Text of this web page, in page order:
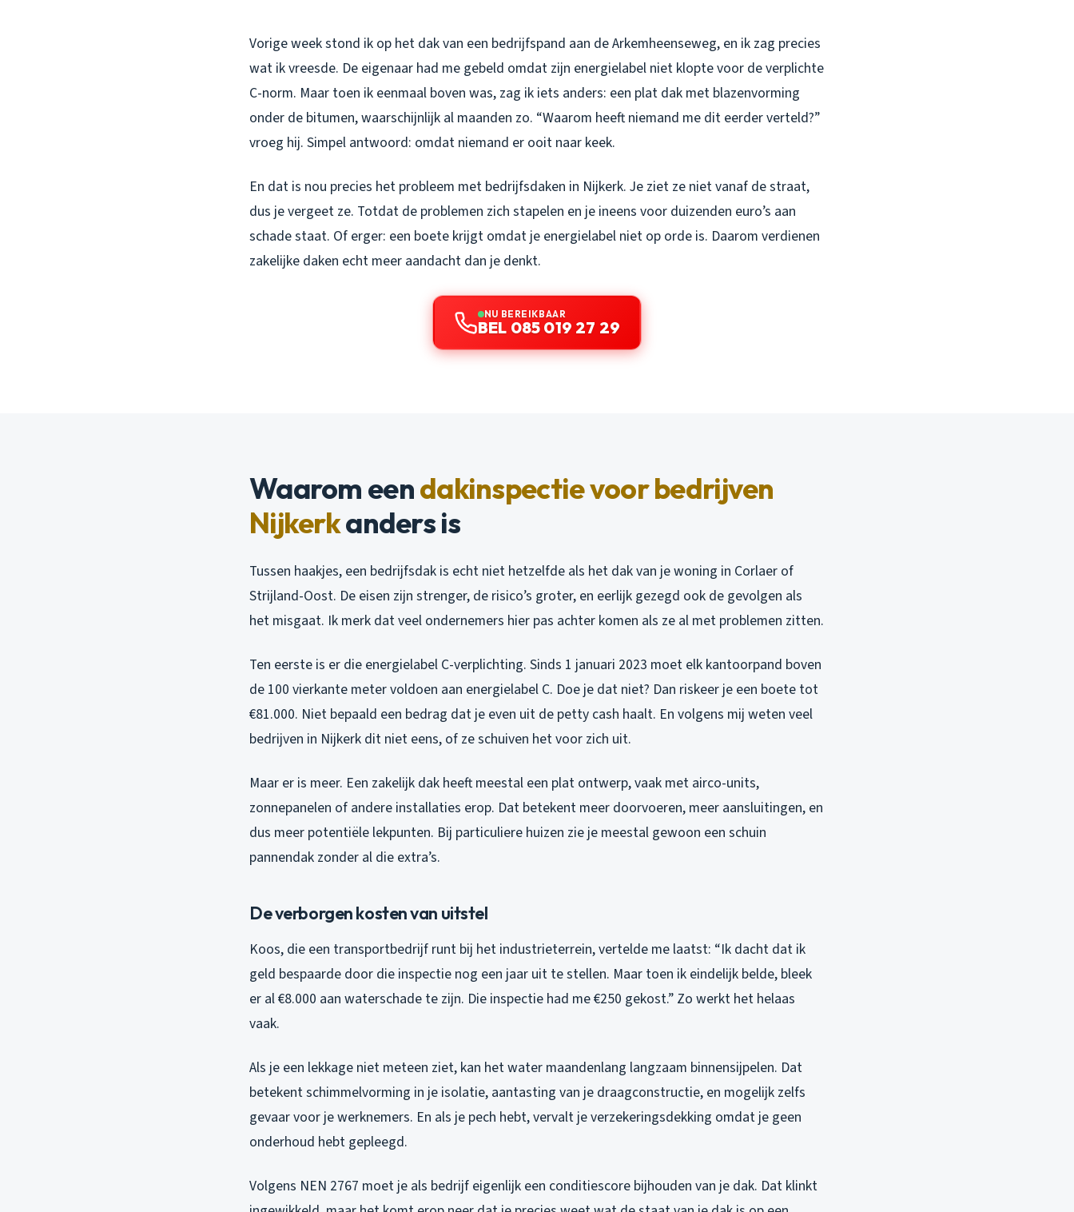
Vorige week stond ik op het dak van een bedrijfspand aan de Arkemheenseweg, en ik zag precies
wat ik vreesde. De eigenaar had me gebeld omdat zijn energielabel niet klopte voor de verplichte
C-norm. Maar toen ik eenmaal boven was, zag ik iets anders: een plat dak met blazenvorming
onder de bitumen, waarschijnlijk al maanden zo. “Waarom heeft niemand me dit eerder verteld?”
vroeg hij. Simpel antwoord: omdat niemand er ooit naar keek.
En dat is nou precies het probleem met bedrijfsdaken in Nijkerk. Je ziet ze niet vanaf de straat,
dus je vergeet ze. Totdat de problemen zich stapelen en je ineens voor duizenden euro’s aan
schade staat. Of erger: een boete krijgt omdat je energielabel niet op orde is. Daarom verdienen
zakelijke daken echt meer aandacht dan je denkt.
NU BEREIKBAAR
BEL 085 019 27 29
Waarom eendakinspectie voor bedrijven
Nijkerkanders is
Tussen haakjes, een bedrijfsdak is echt niet hetzelfde als het dak van je woning in Corlaer of
Strijland-Oost. De eisen zijn strenger, de risico’s groter, en eerlijk gezegd ook de gevolgen als
het misgaat. Ik merk dat veel ondernemers hier pas achter komen als ze al met problemen zitten.
Ten eerste is er die energielabel C-verplichting. Sinds 1 januari 2023 moet elk kantoorpand boven
de 100 vierkante meter voldoen aan energielabel C. Doe je dat niet? Dan riskeer je een boete tot
€81.000. Niet bepaald een bedrag dat je even uit de petty cash haalt. En volgens mij weten veel
bedrijven in Nijkerk dit niet eens, of ze schuiven het voor zich uit.
Maar er is meer. Een zakelijk dak heeft meestal een plat ontwerp, vaak met airco-units,
zonnepanelen of andere installaties erop. Dat betekent meer doorvoeren, meer aansluitingen, en
dus meer potentiële lekpunten. Bij particuliere huizen zie je meestal gewoon een schuin
pannendak zonder al die extra’s.
De verborgen kosten van uitstel
Koos, die een transportbedrijf runt bij het industrieterrein, vertelde me laatst: “Ik dacht dat ik
geld bespaarde door die inspectie nog een jaar uit te stellen. Maar toen ik eindelijk belde, bleek
er al €8.000 aan waterschade te zijn. Die inspectie had me €250 gekost.” Zo werkt het helaas
vaak.
Als je een lekkage niet meteen ziet, kan het water maandenlang langzaam binnensijpelen. Dat
betekent schimmelvorming in je isolatie, aantasting van je draagconstructie, en mogelijk zelfs
gevaar voor je werknemers. En als je pech hebt, vervalt je verzekeringsdekking omdat je geen
onderhoud hebt gepleegd.
Volgens NEN 2767 moet je als bedrijf eigenlijk een conditiescore bijhouden van je dak. Dat klinkt